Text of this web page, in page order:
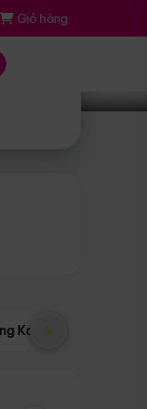
Giỏ hàng
Kong